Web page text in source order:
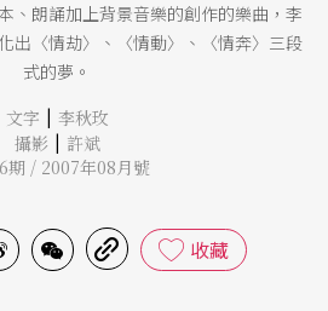
、朗誦加上背景音樂的創作的樂曲，李
出〈情劫〉、〈情動〉、〈情奔〉三段
式的夢。
文字 | 李秋玫
攝影 | 許斌
期 / 2007年08月號
收藏